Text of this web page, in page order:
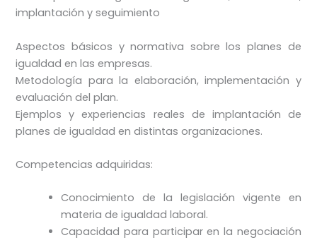
implantación y seguimiento
Aspectos básicos y normativa sobre los planes de
igualdad en las empresas.
Metodología para la elaboración, implementación y
evaluación del plan.
Ejemplos y experiencias reales de implantación de
planes de igualdad en distintas organizaciones.
Competencias adquiridas:
Conocimiento de la legislación vigente en
materia de igualdad laboral.
Capacidad para participar en la negociación